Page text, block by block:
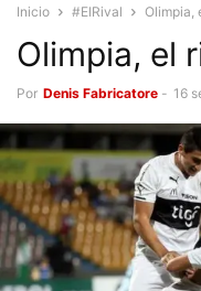
Inicio #ElRival Olimpia,
Olimpia, el
Por Denis Fabricatore - 16